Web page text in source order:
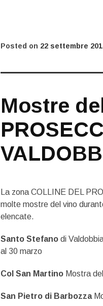
Posted on 22 settembre
Mostre
La zona COLLINE DEL
molte mostre del vino
elencate.
Santo Stefanodi
al 30 marzo
Col San Martino Mostra
San Pietro di Barbozza